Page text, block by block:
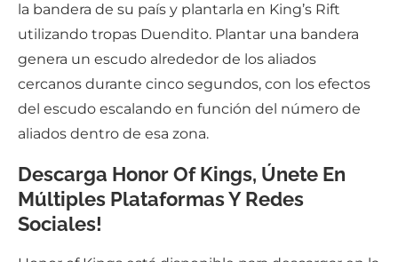
la bandera de su país y plantarla en King’s Rift
utilizando tropas Duendito. Plantar una bandera
genera un escudo alrededor de los aliados
cercanos durante cinco segundos, con los efectos
del escudo escalando en función del número de
aliados dentro de esa zona.
Descarga Honor Of Kings, Únete En
Múltiples Plataformas Y Redes
Sociales!